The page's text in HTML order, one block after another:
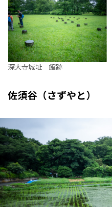
深大寺城址 館跡
佐須谷（さずやと）